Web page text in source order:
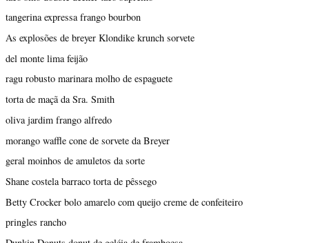
tangerina expressa frango bourbon
As explosões de breyer Klondike krunch sorvete
del monte lima feijão
ragu robusto marinara molho de espaguete
torta de maçã da Sra. Smith
oliva jardim frango alfredo
morango waffle cone de sorvete da Breyer
geral moinhos de amuletos da sorte
Shane costela barraco torta de pêssego
Betty Crocker bolo amarelo com queijo creme de confeiteiro
pringles rancho